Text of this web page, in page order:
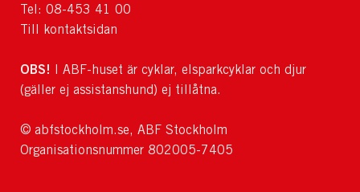
Tel: 08-453 41 00
Till kontaktsidan
OBS! I ABF-huset är cyklar, elsparkcyklar och djur
(gäller ej assistanshund) ej tillåtna.
© abfstockholm.se, ABF Stockholm
Organisationsnummer 802005-7405